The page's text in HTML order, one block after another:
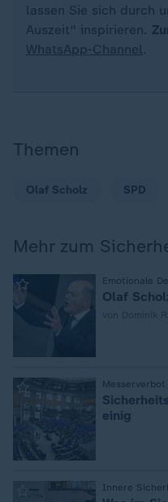
lassen Sie sich durch
Auszeit" inspirieren.
WhatsApp-Channel.
Themen
Olaf Scholz SPD
Mehr zum
Emotionale
:
Olaf
einig
Innere